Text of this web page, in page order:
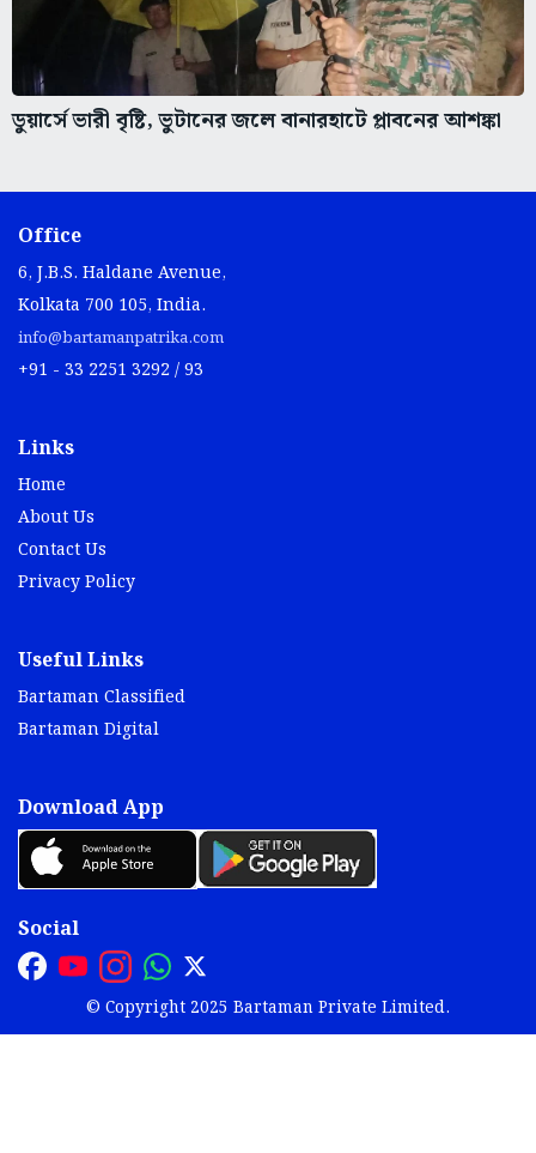
ডুয়ার্সে ভারী বৃষ্টি, ভুটানের জলে বানারহাটে প্লাবনের আশঙ্কা
Office
6, J.B.S. Haldane Avenue,
Kolkata 700 105, India.
info@bartamanpatrika.com
+91 - 33 2251 3292 / 93
Links
Home
About Us
Contact Us
Privacy Policy
Useful Links
Bartaman Classified
Bartaman Digital
Download App
Social
© Copyright 2025 Bartaman Private Limited.